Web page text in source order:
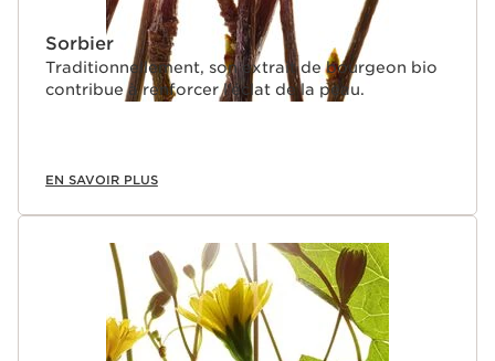
Sorbier
Traditionnellement, son extrait de bourgeon bio
contribue à renforcer l’éclat de la peau.
EN SAVOIR PLUS